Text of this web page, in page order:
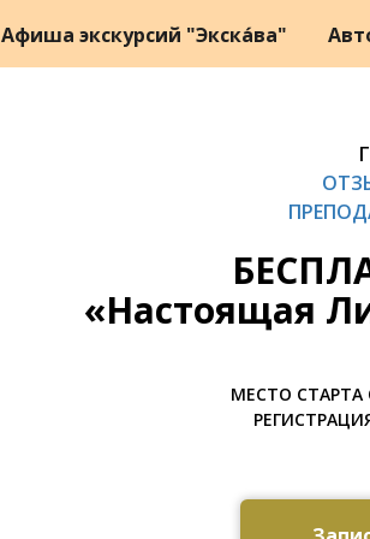
Афиша экскурсий "Экска́ва"
«Настоящая
МЕСТО